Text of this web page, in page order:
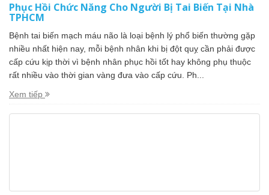
Phục Hồi Chức Năng Cho Người Bị Tai Biến Tại Nhà
TPHCM
Bệnh tai biến mạch máu não là loại bệnh lý phổ biến thường gặp
nhiều nhất hiện nay, mỗi bệnh nhân khi bị đột quỵ cần phải được
cấp cứu kịp thời vì bệnh nhân phục hồi tốt hay không phụ thuộc
rất nhiều vào thời gian vàng đưa vào cấp cứu. Ph...
Xem tiếp